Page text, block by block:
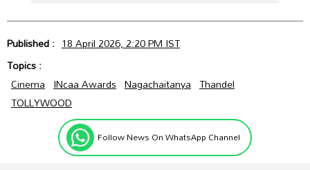
Published : 18 April 2026, 2:20 PM IST
Topics :
Cinema INcaa Awards Nagachaitanya Thandel
TOLLYWOOD
Follow News On WhatsApp Channel